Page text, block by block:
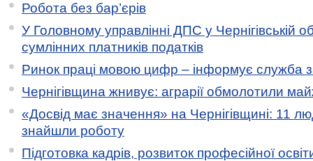
Робота без бар’єрів
У Головному управлінні ДПС у Чернігівській
сумлінних платників податків
Ринок праці мовою цифр – інформує служба
Чернігівщина жнивує: аграрії обмолотили
«Досвід має значення» на Чернігівщині: 11
знайшли роботу
Підготовка кадрів, розвиток професійної